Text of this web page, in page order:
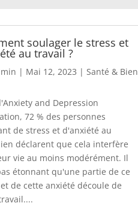
soulager le stress et
au travail ?
| Mai 12, 2023 | Santé & Bien
and Depression
72 % des personnes
de stress et d'anxiété au
déclarent que cela interfère
vie au moins modérément. Il
étonnant qu'une partie de ce
de cette anxiété découle de